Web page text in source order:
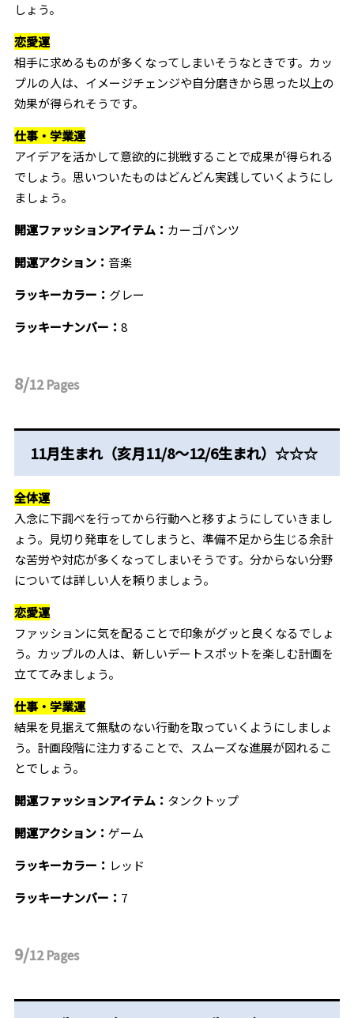
しょう。
恋愛運
相手に求めるものが多くなってしまいそうなときです。カッ
プルの人は、イメージチェンジや自分磨きから思った以上の
効果が得られそうです。
仕事・学業運
アイデアを活かして意欲的に挑戦することで成果が得られる
でしょう。思いついたものはどんどん実践していくようにし
ましょう。
開運ファッションアイテム： カーゴパンツ
開運アクション： 音楽
ラッキーカラー： グレー
ラッキーナンバー： 8
8/12Pages
11月生まれ（亥月11/8～12/6生まれ）☆☆☆
全体運
入念に下調べを行ってから行動へと移すようにしていきまし
ょう。見切り発車をしてしまうと、準備不足から生じる余計
な苦労や対応が多くなってしまいそうです。分からない分野
については詳しい人を頼りましょう。
恋愛運
ファッションに気を配ることで印象がグッと良くなるでしょ
う。カップルの人は、新しいデートスポットを楽しむ計画を
立ててみましょう。
仕事・学業運
結果を見据えて無駄のない行動を取っていくようにしましょ
う。計画段階に注力することで、スムーズな進展が図れるこ
とでしょう。
開運ファッションアイテム： タンクトップ
開運アクション： ゲーム
ラッキーカラー： レッド
ラッキーナンバー： 7
9/12Pages